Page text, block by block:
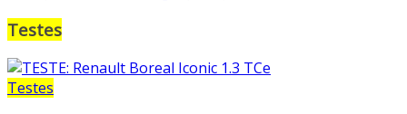
Testes
Testes